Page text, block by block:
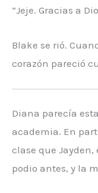
“Jeje. Gracias a
Blake se rió.
corazón pareció
Diana parecía
academia. En
clase que
podio antes, y la